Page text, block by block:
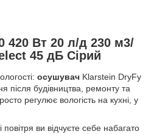
420 Вт 20 л/д 230 м3/
45 дБ Сірий
осушувач Klarstein DryFy
після будівництва, ремонту та
регулює вологість на кухні, у
повітря ви відчуєте себе набагато